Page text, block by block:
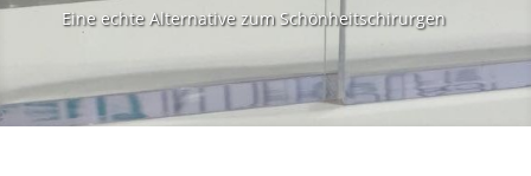
Eine echte Alternative zum Schönheitschirurgen